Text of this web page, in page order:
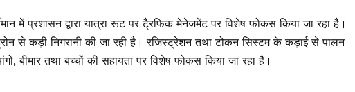
में प्रशासन द्वारा यात्रा रूट पर टै्रफिक मेनेजमेंट पर विशेष फोकस किया जा रहा है।
से कड़ी निगरानी की जा रही है। रजिस्ट्रेशन तथा टोकन सिस्टम के कड़ाई से पालन
बीमार तथा बच्चों की सहायता पर विशेष फोकस किया जा रहा है।